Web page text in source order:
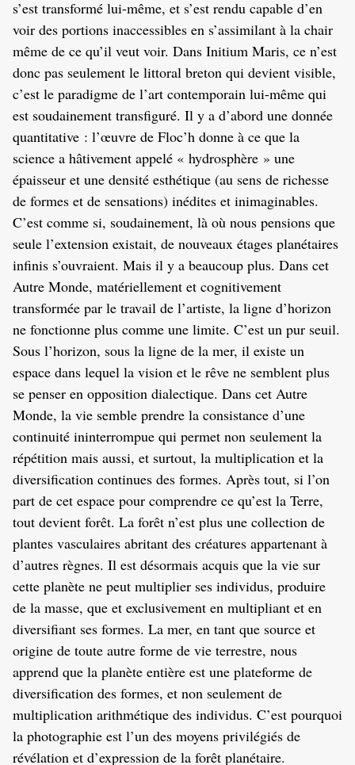
s’est transformé lui-même, et s’est rendu capable d’en
voir des portions inaccessibles en s’assimilant à la chair
même de ce qu’il veut voir. Dans Initium Maris, ce n’est
donc pas seulement le littoral breton qui devient visible,
c’est le paradigme de l’art contemporain lui-même qui
est soudainement transfiguré. Il y a d’abord une donnée
quantitative : l’œuvre de Floc’h donne à ce que la
science a hâtivement appelé « hydrosphère » une
épaisseur et une densité esthétique (au sens de richesse
de formes et de sensations) inédites et inimaginables.
C’est comme si, soudainement, là où nous pensions que
seule l’extension existait, de nouveaux étages planétaires
infinis s’ouvraient. Mais il y a beaucoup plus. Dans cet
Autre Monde, matériellement et cognitivement
transformée par le travail de l’artiste, la ligne d’horizon
ne fonctionne plus comme une limite. C’est un pur seuil.
Sous l’horizon, sous la ligne de la mer, il existe un
espace dans lequel la vision et le rêve ne semblent plus
se penser en opposition dialectique. Dans cet Autre
Monde, la vie semble prendre la consistance d’une
continuité ininterrompue qui permet non seulement la
répétition mais aussi, et surtout, la multiplication et la
diversification continues des formes. Après tout, si l’on
part de cet espace pour comprendre ce qu’est la Terre,
tout devient forêt. La forêt n’est plus une collection de
plantes vasculaires abritant des créatures appartenant à
d’autres règnes. Il est désormais acquis que la vie sur
cette planète ne peut multiplier ses individus, produire
de la masse, que et exclusivement en multipliant et en
diversifiant ses formes. La mer, en tant que source et
origine de toute autre forme de vie terrestre, nous
apprend que la planète entière est une plateforme de
diversification des formes, et non seulement de
multiplication arithmétique des individus. C’est pourquoi
la photographie est l’un des moyens privilégiés de
révélation et d’expression de la forêt planétaire.